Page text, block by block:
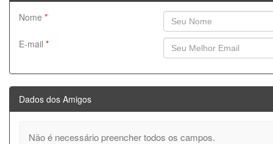
Nome *
E-mail *
Dados dos Amigos
Não é necessário preencher todos os campos.